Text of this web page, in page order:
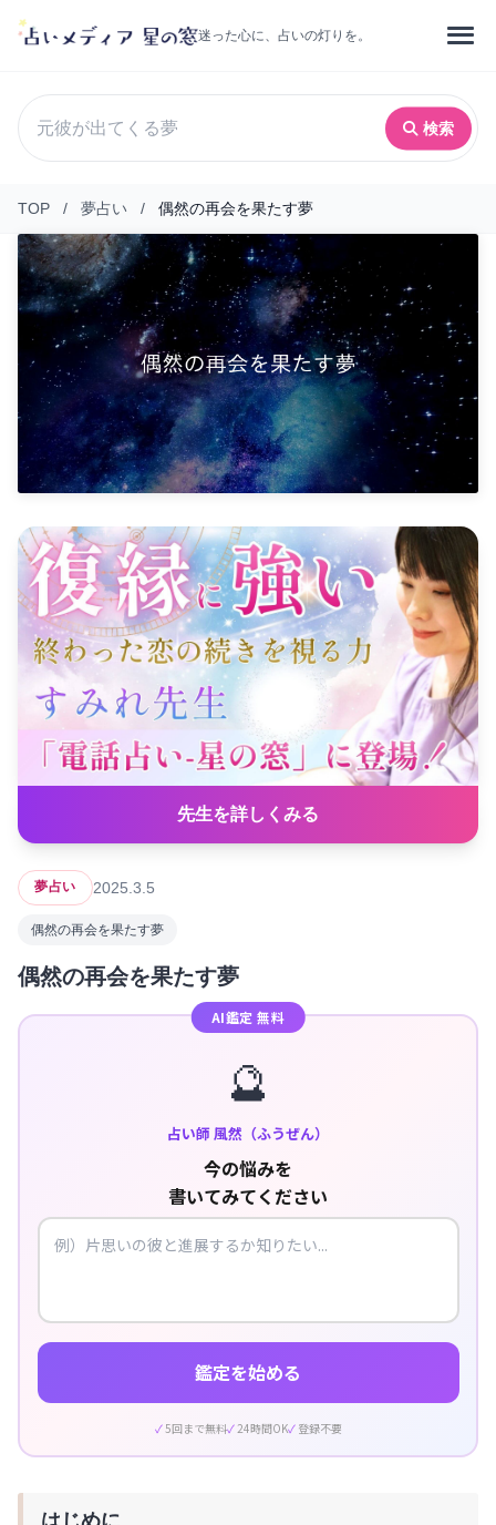
迷った心に、占いの灯りを。
検索
TOP / 夢占い / 偶然の再会を果たす夢
先生を詳しくみる
夢占い 2025.3.5
偶然の再会を果たす夢
偶然の再会を果たす夢
AI鑑定 無料
🔮
占い師 風然（ふうぜん）
今の悩みを
書いてみてください
鑑定を始める
5回まで無料 24時間OK 登録不要
はじめに